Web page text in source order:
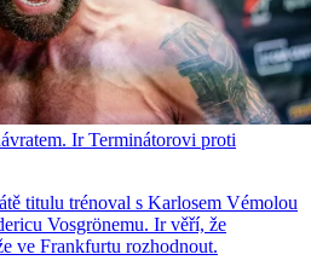
Ir Terminátorovi proti
titulu trénoval s Karlosem Vémolou
Vosgrönemu. Ir věří, že
ve Frankfurtu rozhodnout.